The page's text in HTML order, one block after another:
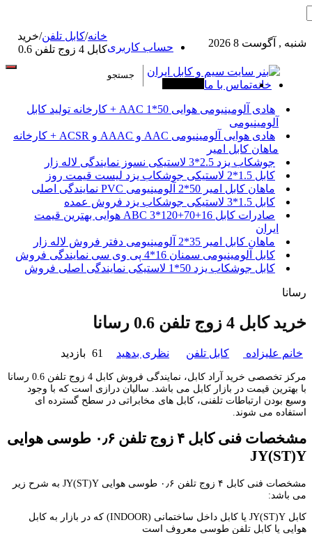
شنبه , آگوست 8 2026 حساب کاربری
خانهتماس با ما
هادی آلومینیومی هوایی 50*1 AAC + کارخانه تولید کابل
آلومینیومی
هادی هوایی آلومینیومی AAC و AAAC و ACSR + کارخانه
ماهان کابل امیر
جوشکاب یزد 2.5*3 لاستیکی نسوز نمایندگی لاله زار
کابل 1.5*2 لاستیکی جوشکاب یزد لیست قیمت روز
ماهان کابل امیر 50*2 آلومینیومی PVC نمایندگی اصلی
کابل 1.5*3 لاستیکی جوشکاب یزد فروش عمده
صادرات کابل 16+70+120*3 ABC هوایی بهترین قیمت
ایران
ماهان کابل امیر 35*2 آلومینیومی دفتر فروش لاله زار
کابل آلومینیومی سمنان 16*4 پی وی سی نمایندگی فروش
کابل جوشکاب یزد 50*1 لاستیکی نمایندگی اصلی فروش
خانه/کابل تلفن/خرید
کابل 4 زوج تلفن 0.6
رسانا
خرید کابل 4 زوج تلفن 0.6 رسانا
خانم علیزاده کابل تلفن نظری بدهید 61 بازدید
مرکز تخصصی خرید آراد کابل، نمایندگی فروش کابل 4 زوج تلفن 0.6 رسانا
با بهترین قیمت در بازار کابل می باشد. سالیان درازی است که با وجود
وسیع بودن ارتباطات تلفنی، کابل های مخابراتی در سطح گسترده ای
استفاده می شوند.
مشخصات فنی کابل ۴ زوج تلفن ۰٫۶ طوسی هوایی
JY(ST)Y
مشخصات فنی کابل ۴ زوج تلفن ۰٫۶ طوسی هوایی JY(ST)Y به شرح زیر
می باشد:
کابل JY(ST)Y یا کابل داخل ساختمانی (INDOOR) که در بازار به کابل
هوایی یا کابل تلفن طوسی معروف است